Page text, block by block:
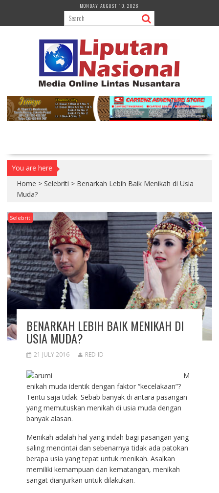
i
MONDAY, AUGUST 10, 2026
You are here
Home > Selebriti > Benarkah Lebih Baik Menikah di Usia
Muda?
Selebriti
BENARKAH LEBIH BAIK MENIKAH DI
USIA MUDA?
21 JULY 2016 RED-ID
M
enikah muda identik dengan faktor “kecelakaan”?
Tentu saja tidak. Sebab banyak di antara pasangan
yang memutuskan menikah di usia muda dengan
banyak alasan.
Menikah adalah hal yang indah bagi pasangan yang
saling mencintai dan sebenarnya tidak ada patokan
berapa usia yang tepat untuk menikah. Asalkan
memiliki kemampuan dan kematangan, menikah
sangat dianjurkan untuk dilakukan.